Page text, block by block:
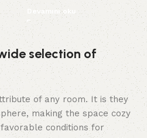
Devamını oku
selection of
of any room. It is they
making the space cozy
conditions for